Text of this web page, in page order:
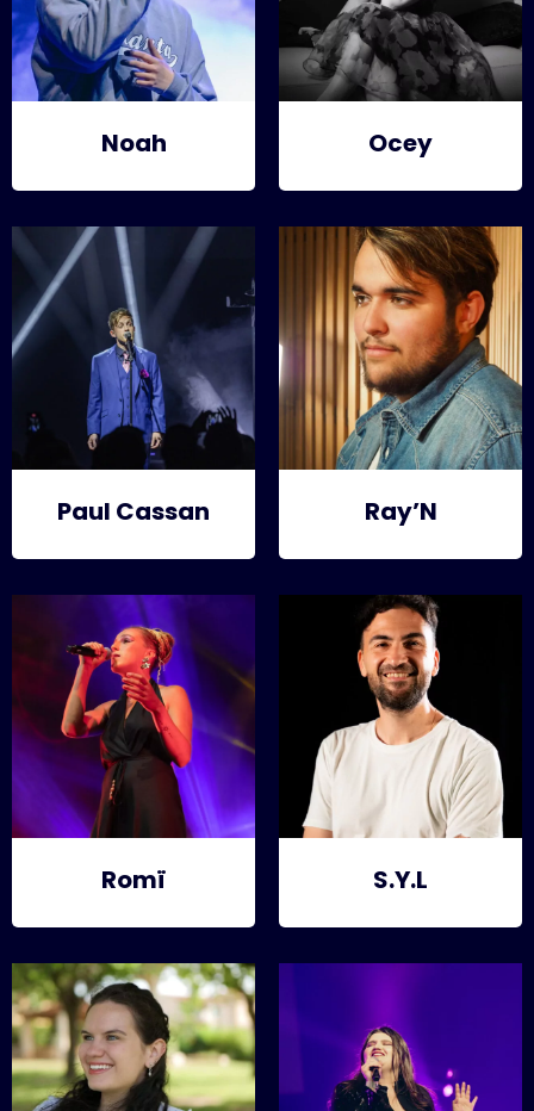
Noah Ocey
Paul Cassan Ray’N
Romï S.Y.L